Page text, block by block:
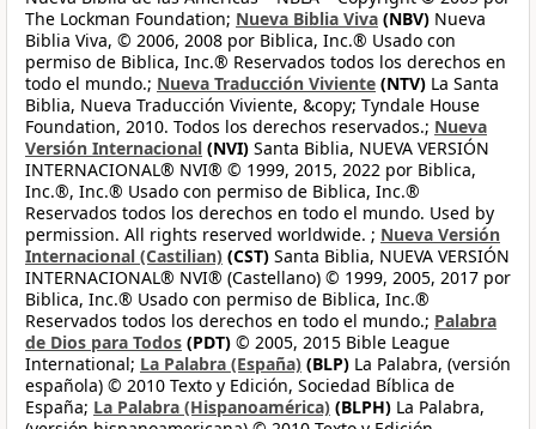
The Lockman Foundation; Nueva Biblia Viva (NBV) Nueva
Biblia Viva, © 2006, 2008 por Biblica, Inc.® Usado con
permiso de Biblica, Inc.® Reservados todos los derechos en
todo el mundo.; Nueva Traducción Viviente (NTV) La Santa
Biblia, Nueva Traducción Viviente, &copy; Tyndale House
Foundation, 2010. Todos los derechos reservados.; Nueva
Versión Internacional (NVI) Santa Biblia, NUEVA VERSIÓN
INTERNACIONAL® NVI® © 1999, 2015, 2022 por Biblica,
Inc.®, Inc.® Usado con permiso de Biblica, Inc.®
Reservados todos los derechos en todo el mundo. Used by
permission. All rights reserved worldwide. ; Nueva Versión
Internacional (Castilian) (CST) Santa Biblia, NUEVA VERSIÓN
INTERNACIONAL® NVI® (Castellano) © 1999, 2005, 2017 por
Biblica, Inc.® Usado con permiso de Biblica, Inc.®
Reservados todos los derechos en todo el mundo.; Palabra
de Dios para Todos (PDT) © 2005, 2015 Bible League
International; La Palabra (España) (BLP) La Palabra, (versión
española) © 2010 Texto y Edición, Sociedad Bíblica de
España; La Palabra (Hispanoamérica) (BLPH) La Palabra,